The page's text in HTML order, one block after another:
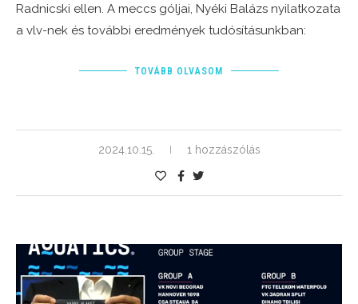
Radnicski ellen. A meccs góljai, Nyéki Balázs nyilatkozata
a vlv-nek és további eredmények tudósításunkban:
TOVÁBB OLVASOM
2024.10.15. 1 hozzászólás